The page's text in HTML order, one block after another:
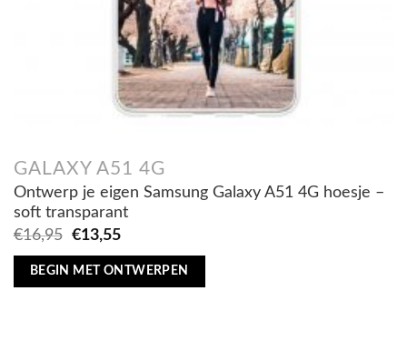
GALAXY A51 4G
Ontwerp je eigen Samsung Galaxy A51 4G hoesje –
soft transparant
€16,95
Oorspronkelijke
was:
€13,55Huidige
is:
BEGIN MET ONTWERPEN